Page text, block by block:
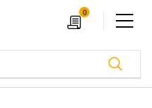
0
Devis Ouvrir le menu